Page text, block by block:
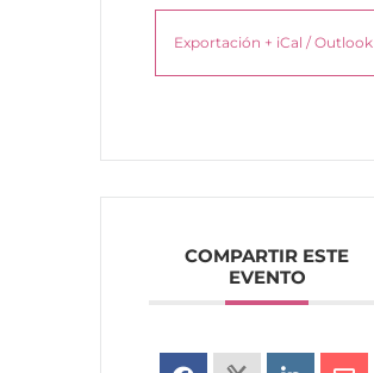
Exportación + iCal / Outlook
COMPARTIR ESTE
EVENTO